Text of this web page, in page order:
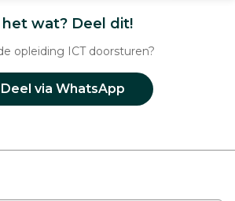
het wat? Deel dit!
opleiding ICT doorsturen?
Deel via WhatsApp